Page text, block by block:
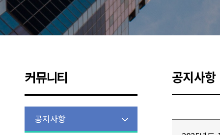
커뮤니티
공지사항
공지사항